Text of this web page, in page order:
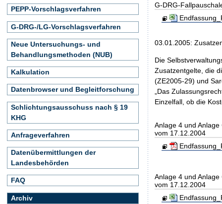
G-DRG-
03.01.2005:
Die
Zusatzentgelte, die
(ZE2005-29) und
„Das
Einzelfall, ob die
Anlage 4 und
vom 17.12.2004
Anlage 4 und
vom 17.12.2004
PEPP-Vorschlagsverfahren
G-DRG-/LG-Vorschlagsverfahren
Neue Untersuchungs- und
Behandlungsmethoden (NUB)
Kalkulation
Datenbrowser und Begleitforschung
Schlichtungsausschuss nach § 19
KHG
Anfrageverfahren
Datenübermittlungen der
Landesbehörden
FAQ
Archiv